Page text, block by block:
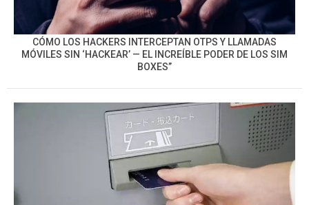
CÓMO LOS HACKERS INTERCEPTAN OTPS Y LLAMADAS
MÓVILES SIN ‘HACKEAR’ — EL INCREÍBLE PODER DE LOS SIM
BOXES”